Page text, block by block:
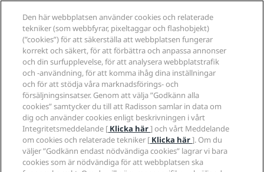
Radisson Hotels APP
Hotell godkända för sporter
Familjevänliga hotell
Hälsa och säkerhet
Radisson Hotel Group
Media
Jobberbjudanden RHG
Jobberbjudanden PPHE
Lediga jobb EHL
The Club by RHG
Utvecklingsmöjligheter
Ansvarsfullt företagande
Anskaffning
Juridiskt
Integritetscenter
Juridiskt meddelande
Radisson Rewards villkor
Webbplatsanvändningsavtal
Digital tillgänglighet
Uttalande om modernt slaveri
Hjälp
Meddelanden till konsumenter
Kontakt
Frågor och svar
Sidkarta
Sociala medier
Radisson Hotels varumärken
Den här webbplatsen använder cookies och relaterade
tekniker (som webbfyrar, pixeltaggar och flashobjekt)
(”cookies”) för att säkerställa att webbplatsen fungerar
korrekt och säkert, för att förbättra och anpassa annonser
och din surfupplevelse, för att analysera webbplatstrafik
och -användning, för att komma ihåg dina inställningar
och för att stödja våra marknadsförings- och
försäljningsinsatser. Genom att välja ”Godkänn alla
cookies” samtycker du till att Radisson samlar in data om
dig och använder cookies enligt beskrivningen i vårt
Integritetsmeddelande [ Klicka här] och vårt Meddelande
om cookies och relaterade tekniker [ Klicka här]. Om du
väljer ”Godkänn endast nödvändiga cookies” lagrar vi bara
cookies som är nödvändiga för att webbplatsen ska